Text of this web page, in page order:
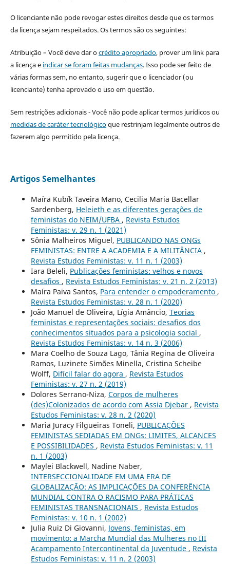
O licenciante não pode revogar estes direitos desde que os termos
da licença sejam respeitados. Os termos são os seguintes:
Atribuição – Você deve dar ocrédito apropriado, prover um link para
a licença e indicar se foram feitas mudanças. Isso pode ser feito de
várias formas sem, no entanto, sugerir que o licenciador (ou
licenciante) tenha aprovado o uso em questão.
Sem restrições adicionais - Você não pode aplicar termos jurídicos ou
medidas de caráter tecnológicoque restrinjam legalmente outros de
fazerem algo permitido pela licença.
Artigos Semelhantes
Maíra Kubík Taveira Mano, Cecilia Maria Bacellar
Sardenberg, Heleieth e as diferentes gerações de
feministas do NEIM/UFBA , Revista Estudos
Feministas: v. 29 n. 1 (2021)
Sônia Malheiros Miguel, PUBLICANDO NAS ONGs
FEMINISTAS: ENTRE A ACADEMIA E A MILITÂNCIA ,
Revista Estudos Feministas: v. 11 n. 1 (2003)
Iara Beleli, Publicações feministas: velhos e novos
desafios , Revista Estudos Feministas: v. 21 n. 2 (2013)
Maíra Paiva Santos, Para entender o empoderamento ,
Revista Estudos Feministas: v. 28 n. 1 (2020)
João Manuel de Oliveira, Lígia Amâncio, Teorias
feministas e representações sociais: desafios dos
conhecimentos situados para a psicologia social ,
Revista Estudos Feministas: v. 14 n. 3 (2006)
Mara Coelho de Souza Lago, Tânia Regina de Oliveira
Ramos, Luzinete Simões Minella, Cristina Scheibe
Wolff, Difícil falar do agora , Revista Estudos
Feministas: v. 27 n. 2 (2019)
Dolores Serrano-Niza, Corpos de mulheres
(des)Colonizados de acordo com Assia Djebar , Revista
Estudos Feministas: v. 28 n. 2 (2020)
Maria Juracy Filgueiras Toneli, PUBLICAÇÕES
FEMINISTAS SEDIADAS EM ONGs: LIMITES, ALCANCES
E POSSIBILIDADES , Revista Estudos Feministas: v. 11
n. 1 (2003)
Maylei Blackwell, Nadine Naber,
INTERSECCIONALIDADE EM UMA ERA DE
GLOBALIZAÇÃO: AS IMPLICAÇÕES DA CONFERÊNCIA
MUNDIAL CONTRA O RACISMO PARA PRÁTICAS
FEMINISTAS TRANSNACIONAIS , Revista Estudos
Feministas: v. 10 n. 1 (2002)
Julia Ruiz Di Giovanni, Jovens, feministas, em
movimento: a Marcha Mundial das Mulheres no III
Acampamento Intercontinental da Juventude , Revista
Estudos Feministas: v. 11 n. 2 (2003)